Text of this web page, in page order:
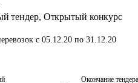
тендер, Открытый конкурс
с 05.12.20 по 31.12.20
Окончание тендера